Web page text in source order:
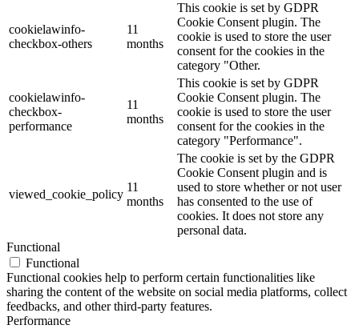
cookielawinfo-
checkbox-others
11
months
This cookie is set by GDPR
Cookie Consent plugin. The
cookie is used to store the user
consent for the cookies in the
category "Other.
cookielawinfo-
checkbox-
performance
11
months
This cookie is set by GDPR
Cookie Consent plugin. The
cookie is used to store the user
consent for the cookies in the
category "Performance".
viewed_cookie_policy
11
months
The cookie is set by the GDPR
Cookie Consent plugin and is
used to store whether or not user
has consented to the use of
cookies. It does not store any
personal data.
Functional
Functional
Functional cookies help to perform certain functionalities like
sharing the content of the website on social media platforms, collect
feedbacks, and other third-party features.
Performance